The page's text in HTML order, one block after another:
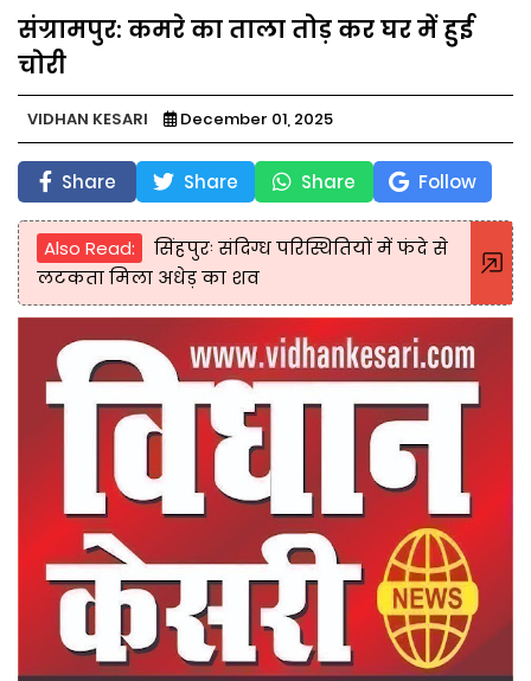
संग्रामपुर: कमरे का ताला तोड़ कर घर में हुई
चोरी
VIDHAN KESARI December 01, 2025
Share Share Share Follow
Also Read:
सिंहपुरः संदिग्ध परिस्थितियों में फंदे से
लटकता मिला अधेड़ का शव